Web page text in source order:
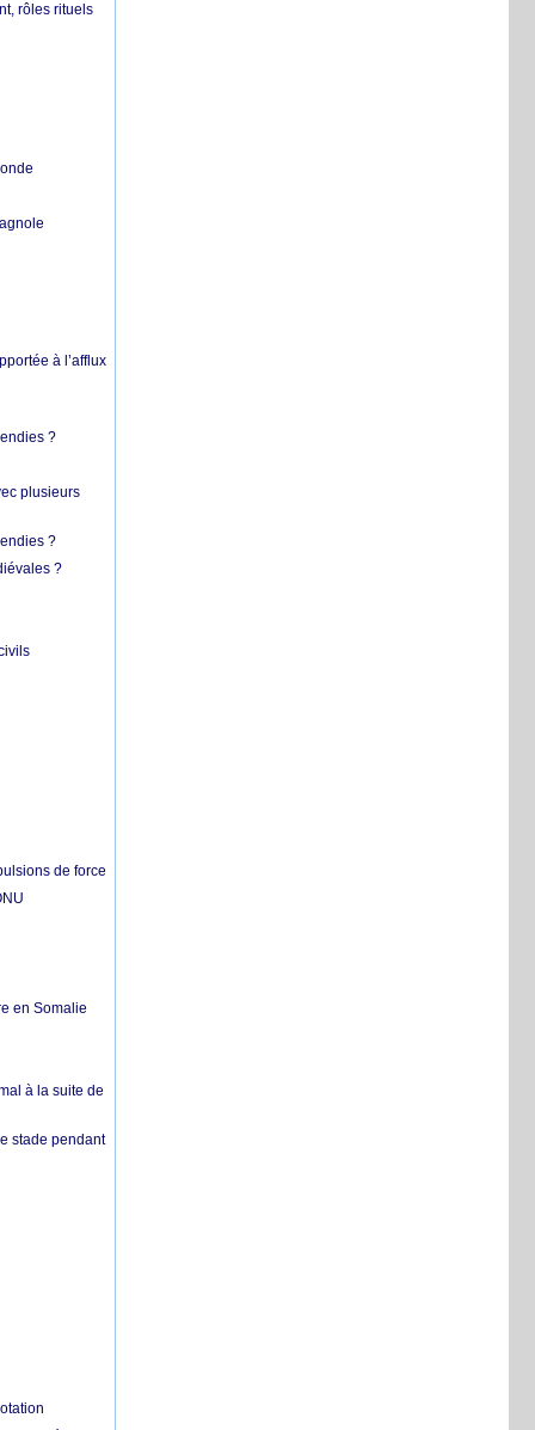
rôles rituels
à l’afflux
?
plusieurs
?
?
de force
en Somalie
à la suite de
stade pendant